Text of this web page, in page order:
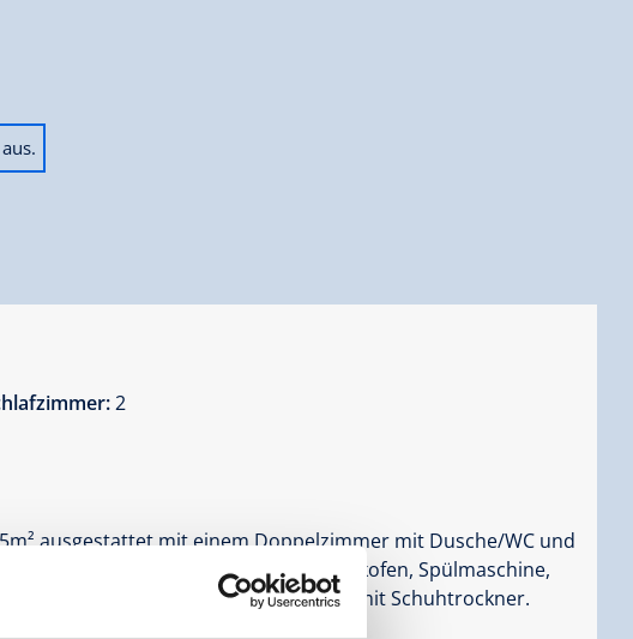
2
ausgestattet mit einem Doppelzimmer mit Dusche/WC und
WC. Eine Küche mit TV, E-Herd, Backofen, Spülmaschine,
befindet sich eine Garderobe mit Schuhtrockner.